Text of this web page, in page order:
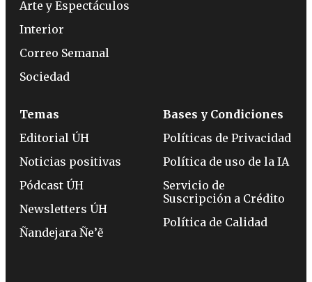
Arte y Espectáculos
Interior
Correo Semanal
Sociedad
Temas
Editorial ÚH
Noticias positivas
Pódcast ÚH
Newsletters ÚH
Ñandejara Ñe’ẽ
Bases y Condiciones
Políticas de Privacidad
Política de uso de la IA
Servicio de
Suscripción a Crédito
Política de Calidad